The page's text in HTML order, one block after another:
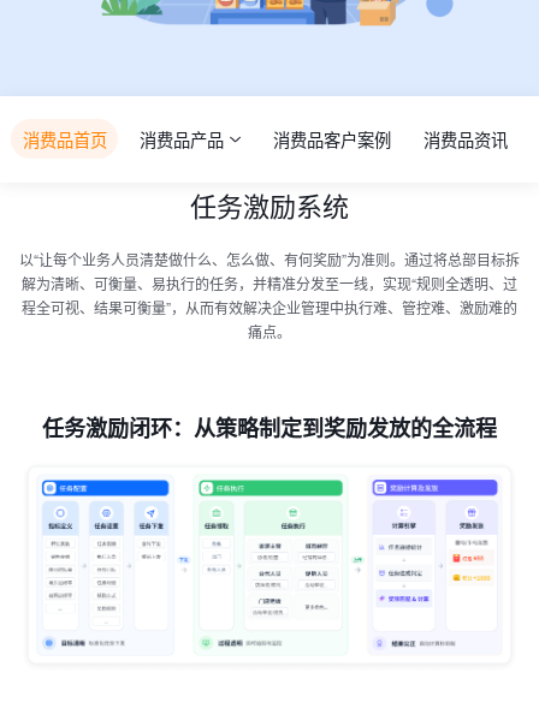
消费品首页 消费品产品 消费品客户案例 消费品资讯
任务激励系统
以“让每个业务人员清楚做什么、怎么做、有何奖励”为准则。通过将总部目标拆
解为清晰、可衡量、易执行的任务，并精准分发至一线，实现“规则全透明、过
程全可视、结果可衡量”，从而有效解决企业管理中执行难、管控难、激励难的
痛点。
任务激励闭环：从策略制定到奖励发放的全流程